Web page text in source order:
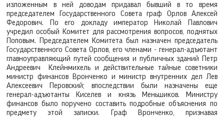
изложенным в ней доводам придавал бывший в то время
председателем Государственного Совета граф Орлов Алексей
Федорович. По его докладу император Николай Павлович
учредил особый Комитет для рассмотрения вопросов, поднятых
Поповым. Председателем Комитета был назначен председатель
Государственного Совета Орлов, его членами - генерал-адъютант
главноуправляющий путей сообщения и публичных зданий Петр
Андреевич Клейнмихель и действительные тайные советники
министр финансов Вронченко и министр внутренних дел Лев
Алексеевич Перовский; впоследствии были назначены еще
генерал-адъютанты Киселев и князь Меньшиков. Министру
финансов было поручено составить подробные объяснения по
предмету этой записки. Граф Вронченко, признавая